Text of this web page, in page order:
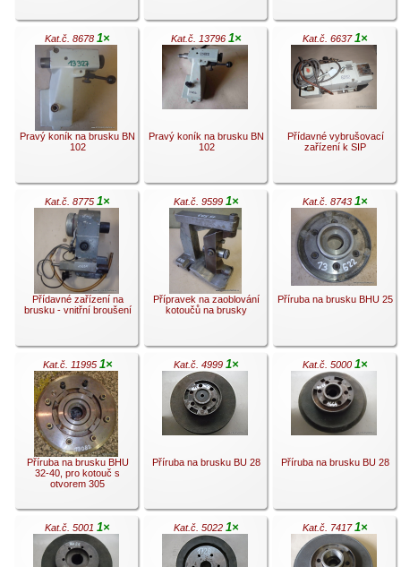
. .
Kat.č. 8678 1×
Pravý koník na brusku BN
102
Kat.č. 13796 1×
Pravý koník na brusku BN
102
.
Kat.č. 66371×
Přídavné vybrušovací
zařízení k SIP
.
Kat.č. 8775 1×
Přídavné zařízení na
brusku - vnitřní broušení
.
Kat.č. 9599 1×
Přípravek na zaoblování
kotoučů na brusky
.
Kat.č. 8743 1×
Příruba na brusku BHU 25
.
Kat.č. 11995 1×
Příruba na brusku BHU
32-40, pro kotouč s
otvorem 305
Kat.č. 4999 1×
Příruba na brusku BU 28
.
Kat.č. 5000 1×
Příruba na brusku BU 28
.
Kat.č. 5001 1× Kat.č. 5022 1× Kat.č. 74171×